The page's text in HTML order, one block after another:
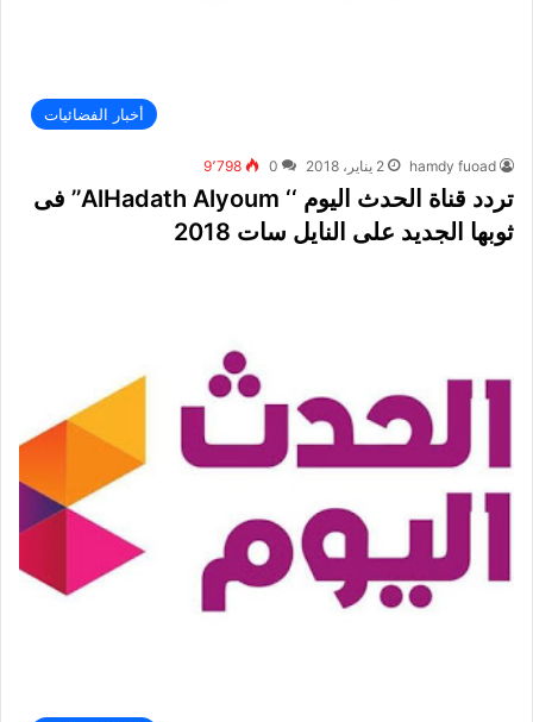
أخبار الفضائيات
hamdy fuoad 2 يناير، 2018 0 9٬798
تردد قناة الحدث اليوم ‘‘ AlHadath Alyoum’’ فى
ثوبها الجديد على النايل سات 2018